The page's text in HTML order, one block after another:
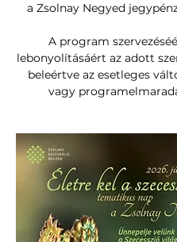
a Zsolnay Negyed
A program
lebonyolításáért az adott
beleértve az esetleges
vagy